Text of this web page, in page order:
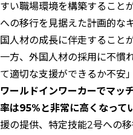
すい職場環境を構築すること
への移行を見据えた計画的な
国人材の成長に伴走すること
一方、外国人材の採用に不慣
て適切な支援ができるか不安
ワールドインワーカーでマッ
率は95%と非常に高くなって
援の提供、特定技能2号への